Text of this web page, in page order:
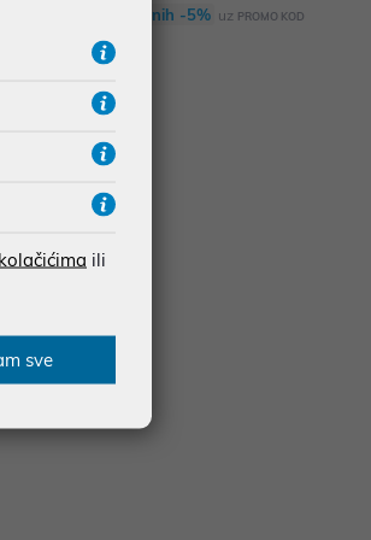
Dodatnih -5% uz PROMO KOD
ili
sve